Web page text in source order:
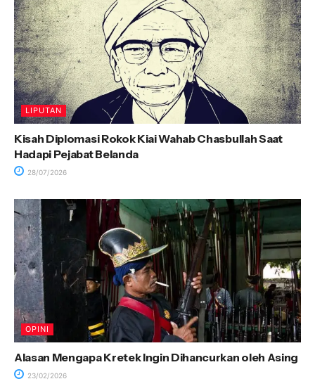
LIPUTAN
Kisah Diplomasi Rokok Kiai Wahab Chasbullah Saat
Hadapi Pejabat Belanda
28/07/2026
OPINI
Alasan Mengapa Kretek Ingin Dihancurkan oleh Asing
23/02/2026